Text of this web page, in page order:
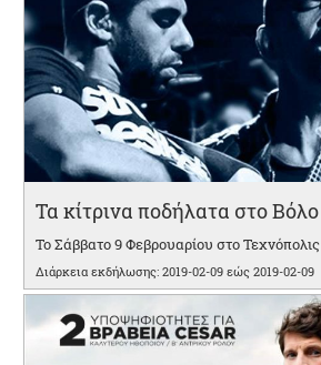
Τα κίτρινα ποδήλατα στο Βόλο
Το Σάββατο 9 Φεβρουαρίου στο
Διάρκεια εκδήλωσης: 2019-02-09 εώς 2019-02-09